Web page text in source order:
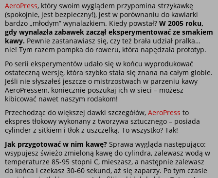
AeroPress, który swoim wyglądem przypomina strzykawkę
(spokojnie, jest bezpieczny!), jest w porównaniu do kawiarki
bardzo „młodym” wynalazkiem. Kiedy powstał? W 2005 roku,
gdy wynalazła zabawek zaczął eksperymentować ze smakiem
kawy. Pewnie zastanawiasz się, czy też brała udział pralka…
nie! Tym razem pompka do roweru, która napędzała prototyp.
Po serii eksperymentów udało się w końcu wyprodukować
ostateczną wersję, która szybko stała się znana na całym globie.
Jeśli nie słyszałeś jeszcze o mistrzostwach w parzeniu kawy
AeroPressem, koniecznie poszukaj ich w sieci – możesz
kibicować nawet naszym rodakom!
Przechodząc do większej dawki szczegółów, AeroPress to
ekspres tłokowy wykonany z tworzywa sztucznego – posiada
cylinder z sitkiem i tłok z uszczelką. To wszystko? Tak!
Jak przygotować w nim kawę? Sprawa wygląda następująco:
wsypujesz świeżo zmieloną kawę do cylindra, zalewasz wodą w
temperaturze 85-95 stopni C, mieszasz, a następnie zalewasz
do końca i czekasz 30-60 sekund, aż się zaparzy. Po tym czasie